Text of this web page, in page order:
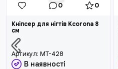
0 0
Кніпсер для нігтів Kcorona 8
см
Артикул: MT-428
В наявності